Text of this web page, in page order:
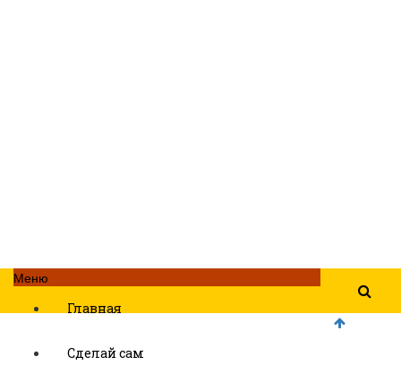
Меню
Главная
Сделай сам